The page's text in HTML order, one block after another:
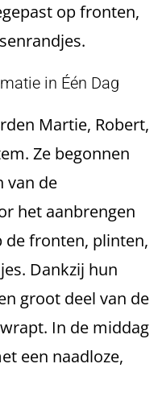
op fronten,
in Één Dag
Martie, Robert,
Ze begonnen
van de
het aanbrengen
de fronten, plinten,
Dankzij hun
groot deel van de
In de middag
een naadloze,